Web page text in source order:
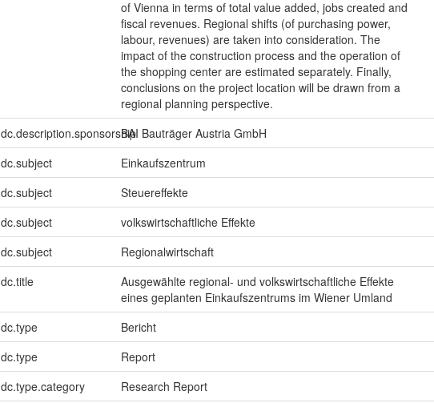
of Vienna in terms of total value added, jobs created and
fiscal revenues. Regional shifts (of purchasing power,
labour, revenues) are taken into consideration. The
impact of the construction process and the operation of
the shopping center are estimated separately. Finally,
conclusions on the project location will be drawn from a
regional planning perspective.
dc.description.sponsorshipBAI Bauträger Austria GmbH
dc.subject
Einkaufszentrum
dc.subject
Steuereffekte
dc.subject
volkswirtschaftliche Effekte
dc.subject
Regionalwirtschaft
dc.title
Ausgewählte regional- und volkswirtschaftliche Effekte
eines geplanten Einkaufszentrums im Wiener Umland
dc.type Bericht
dc.type
Report
dc.type.category
Research Report